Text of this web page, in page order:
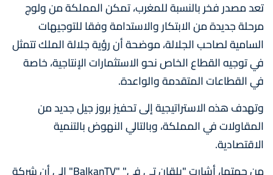
تعد مصدر فخر بالنسبة للمغرب، تمكن المملكة من ولوج
مرحلة جديدة من الابتكار والاستدامة وفقا للتوجيهات
السامية لصاحب الجلالة، موضحة أن رؤية جلالة الملك تتمثل
في توجيه القطاع الخاص نحو الاستثمارات الإنتاجية، خاصة
في القطاعات المتقدمة والواعدة.
وتهدف هذه الاستراتيجية إلى تحفيز بروز جيل جديد من
المقاولات في المملكة، وبالتالي النهوض بالتنمية
الاقتصادية.
من جهتها، أشارت "بلقان تي في" "BalkanTV" إلى أن شركة